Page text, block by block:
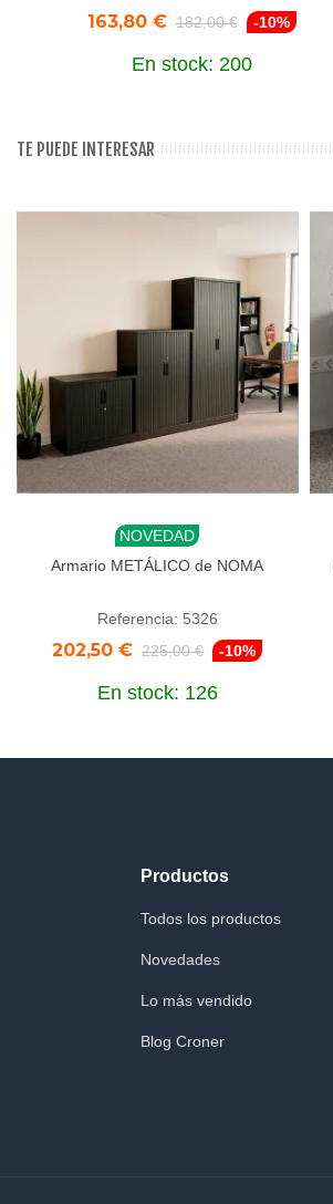
163,80 € 182,00 € -10%
En stock: 200
TE PUEDE INTERESAR
Añadir al carrito
NOVEDAD
Armario METÁLICO de NOMA
Referencia: 5326
202,50 € 225,00 € -10%
En stock: 126
Productos
Todos los productos
Novedades
Lo más vendido
Blog Croner